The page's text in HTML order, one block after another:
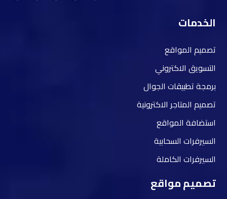
الخدمات
تصميم المواقع
التسويق الاكتروني
برمجة تطبيقات الجوال
تصميم المتاجر الاكترونية
استضافة المواقع
السيرفرات السحابية
السيرفرات الكاملة
تصميم مواقع